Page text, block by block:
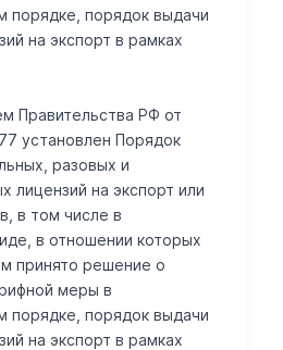
порядке, порядок выдачи
на экспорт в рамках
Правительства РФ от
установлен Порядок
разовых и
лицензий на экспорт или
в том числе в
в отношении которых
принято решение о
меры в
порядке, порядок выдачи
на экспорт в рамках